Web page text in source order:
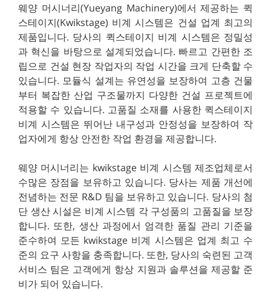
웨양 머시너리(Yueyang Machinery)에서 제공하는 퀵
스테이지(Kwikstage) 비계 시스템은 건설 업계 최고의
제품입니다. 당사의 퀵스테이지 비계 시스템은 정밀성
과 혁신을 바탕으로 설계되었습니다. 빠르고 간편한 조
립으로 건설 현장 작업자의 작업 시간을 크게 단축할 수
있습니다. 모듈식 설계는 유연성을 보장하여 고층 건물
부터 복잡한 산업 구조물까지 다양한 건설 프로젝트에
적용할 수 있습니다. 고품질 소재를 사용한 퀵스테이지
비계 시스템은 뛰어난 내구성과 안정성을 보장하여 작
업자에게 항상 안전한 작업 환경을 제공합니다.
웨양 머시너리는 kwikstage 비계 시스템 제조업체로서
수많은 장점을 보유하고 있습니다. 당사는 제품 개선에
전념하는 전문 R&D 팀을 보유하고 있습니다. 당사의 첨
단 생산 시설은 비계 시스템 각 구성품의 고품질을 보장
합니다. 또한, 생산 과정에서 엄격한 품질 관리 기준을
준수하여 모든 kwikstage 비계 시스템은 업계 최고 수
준의 요구 사항을 충족합니다. 또한, 당사의 숙련된 고객
서비스 팀은 고객에게 항상 지원과 솔루션을 제공할 준
비가 되어 있습니다.